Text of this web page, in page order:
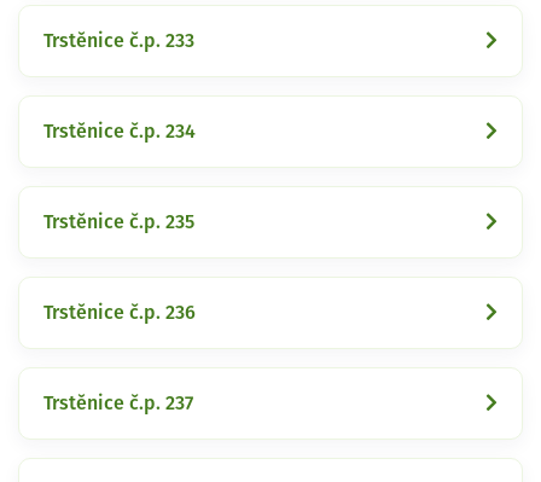
Trstěnice č.p. 233
Trstěnice č.p. 234
Trstěnice č.p. 235
Trstěnice č.p. 236
Trstěnice č.p. 237